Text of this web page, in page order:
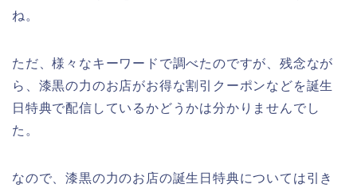
ね。
ただ、様々なキーワードで調べたのですが、残念なが
ら、漆黒の力のお店がお得な割引クーポンなどを誕生
日特典で配信しているかどうかは分かりませんでし
た。
なので、漆黒の力のお店の誕生日特典については引き